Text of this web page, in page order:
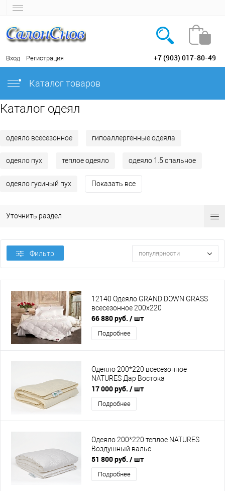
Вход Регистрация +7 (903) 017-80-49
Каталог товаров
Каталог одеял
одеяло всесезонное гипоаллергенные одеяла
одеяло пух теплое одеяло одеяло 1.5 спальное
одеяло гусиный пух Показать все
Уточнить раздел
Фильтр популярности
12140 Одеяло GRAND DOWN GRASS
всесезонное 200х220
66 880 руб. / шт
Подробнее
Одеяло 200*220 всесезонное
NATURES Дар Востока
17 000 руб. / шт
Подробнее
Одеяло 200*220 теплое NATURES
Воздушный вальс
51 800 руб. / шт
Подробнее